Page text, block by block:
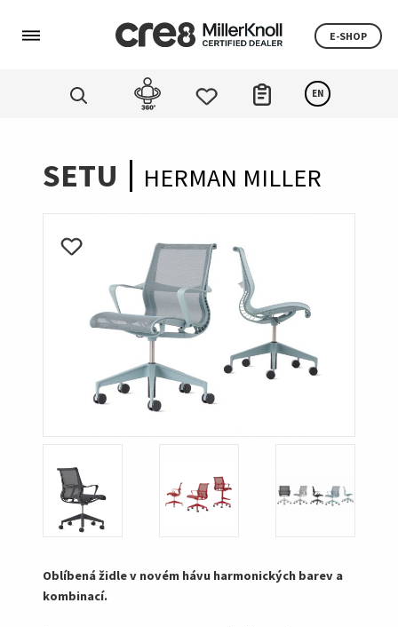
E-SHOP
EN
SETU HERMAN MILLER
Oblíbená židle v novém hávu harmonických barev a
kombinací.